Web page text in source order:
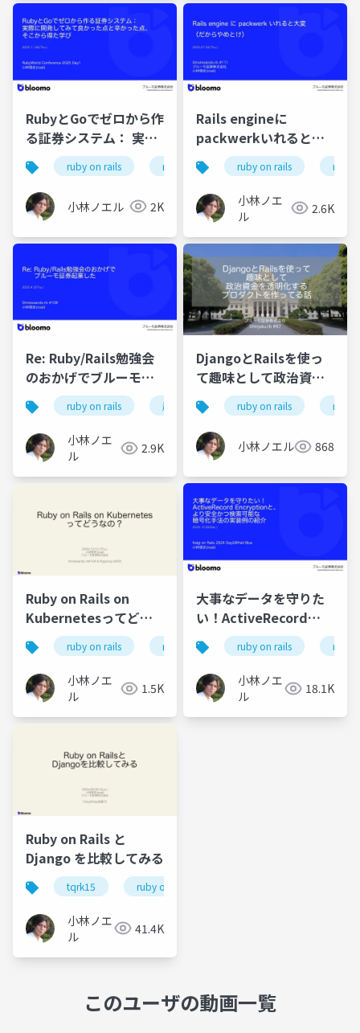
RubyとGoでゼロから作
る証券システム： 実際
に開発してみて良かっ
た点と辛かった点、 そ
こから得た学び
ruby on rails ruby kubernetes go
小林ノエル 2K
Rails engineに
packwerkいれると大
変（だからやめとけ）
ruby on rails ruby
小林ノエ
ル
2.6K
Re: Ruby/Rails勉強会
のおかげでブルーモ証
券起業したruby on rails 起業 ruby
小林ノエ
ル
2.9K
DjangoとRailsを使っ
て趣味として政治資金
を透明化するプロダク
トを作ってる話
ruby on rails ruby
小林ノエル 868
Ruby on Rails on
Kubernetesってどう
なの?
ruby on rails ruby kubernetes
小林ノエ
ル
1.5K
大事なデータを守りた
い！ActiveRecord
Encryptionと、より安
全かつ検索可能な暗号
化手法の実装例の紹介
ruby on rails ruby
小林ノエ
ル
18.1K
Ruby on Rails と
Django を比較してみる
tqrk15 ruby on rails
小林ノエ
ル
41.4K
このユーザの動画一覧